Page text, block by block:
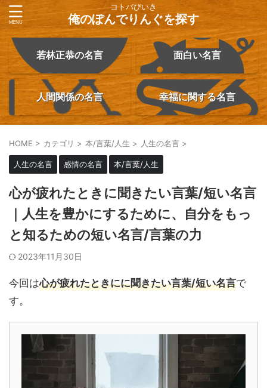
コトバびいき
俺のぽんでりんぐを探す
若林正恭の名言 面白い名言
人間関係の名言 幸福に関する名言
HOME > カテゴリ > 本/言葉/人生 > 人生の名言 >
人生の名言 感情の名言 本/言葉/人生
心が疲れたときに聞きたい言葉/短い名言
｜人生を豊かにするために、自分をもっ
と知るための短い名言/言葉の力
2023年11月30日
今回は心が疲れたときにに聞きたい言葉/短い名言で
す。